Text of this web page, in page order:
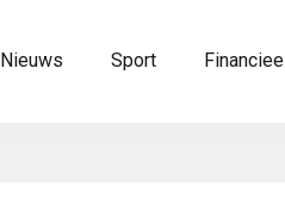
Nieuws Sport Financieel